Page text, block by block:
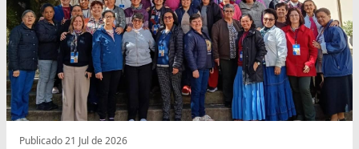
Publicado 21 Jul de 2026